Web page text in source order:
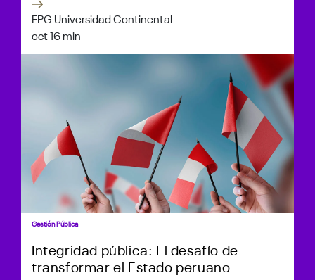
EPG Universidad Continental
oct 16 min
Gestión Pública
Integridad pública: El desafío de
transformar el Estado peruano